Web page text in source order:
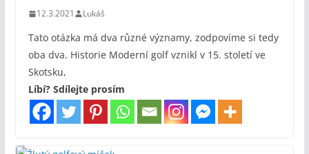
12.3.2021 Lukáš
Tato otázka má dva různé významy, zodpovíme si tedy
oba dva. Historie Moderní golf vznikl v 15. století ve
Skotsku,
Líbí? Sdílejte prosím